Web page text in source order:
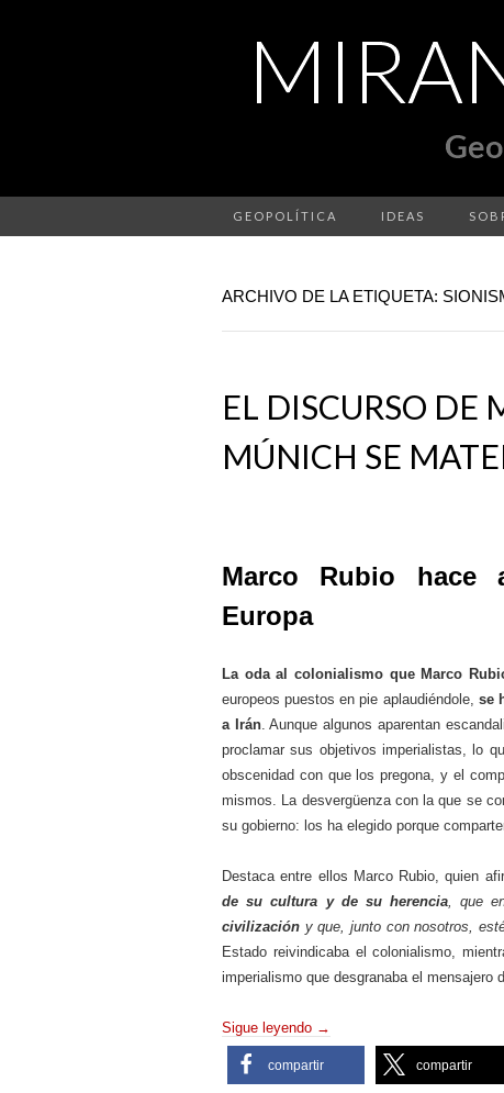
GEOPOLÍTICA IDEAS
ARCHIVO DE LA ETIQUETA:
EL DISCURSO DE
MÚNICH SE
Marco Rubio hace
Europa
La oda al colonialismo que Marco
europeos puestos en pie aplaudiéndole, se
a Irán. Aunque algunos aparentan
proclamar sus objetivos imperialistas, lo
obscenidad con que los pregona, y el
mismos. La desvergüenza con la que se
su gobierno: los ha elegido porque
Destaca entre ellos Marco Rubio, quien
de su cultura y de su herencia, que
civilización y que, junto con nosotros,
Estado reivindicaba el colonialismo,
imperialismo que desgranaba el mensajero
Sigue leyendo →
compartir compartir